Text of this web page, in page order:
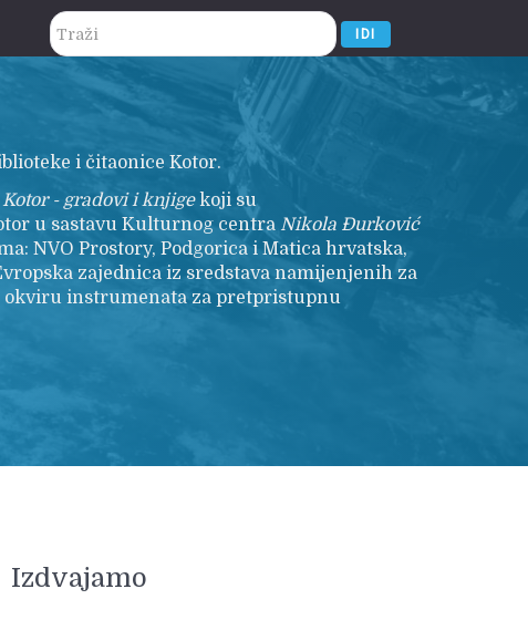
traži... IDI
i čitaonice Kotor.
- gradovi i knjigekoji su
u sastavu Kulturnog centra Nikola Đurković
NVO Prostory, Podgorica i Matica hrvatska,
zajednica iz sredstava namijenjenih za
okviru instrumenata za pretpristupnu
Izdvajamo